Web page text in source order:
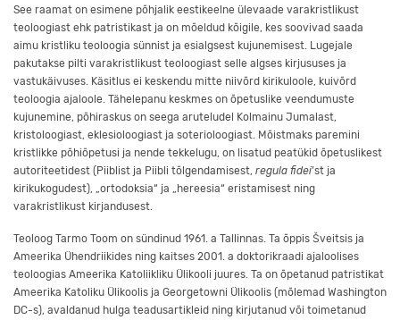
See raamat on esimene põhjalik eestikeelne ülevaade varakristlikust
teoloogiast ehk patristikast ja on mõeldud kõigile, kes soovivad saada
aimu kristliku teoloogia sünnist ja esialgsest kujunemisest. Lugejale
pakutakse pilti varakristlikust teoloogiast selle algses kirjususes ja
vastukäivuses. Käsitlus ei keskendu mitte niivõrd kirikuloole, kuivõrd
teoloogia ajaloole. Tähelepanu keskmes on õpetuslike veendumuste
kujunemine, põhiraskus on seega aruteludel Kolmainu Jumalast,
kristoloogiast, eklesioloogiast ja soterioloogiast. Mõistmaks paremini
kristlikke põhiõpetusi ja nende tekkelugu, on lisatud peatükid õpetuslikest
autoriteetidest (Piiblist ja Piibli tõlgendamisest, regula fidei’st ja
kirikukogudest), „ortodoksia“ ja „hereesia“ eristamisest ning
varakristlikust kirjandusest.
Teoloog Tarmo Toom on sündinud 1961. a Tallinnas. Ta õppis Šveitsis ja
Ameerika Ühendriikides ning kaitses 2001. a doktorikraadi ajaloolises
teoloogias Ameerika Katoliikliku Ülikooli juures. Ta on õpetanud patristikat
Ameerika Katoliku Ülikoolis ja Georgetowni Ülikoolis (mõlemad Washington
DC-s), avaldanud hulga teadusartikleid ning kirjutanud või toimetanud